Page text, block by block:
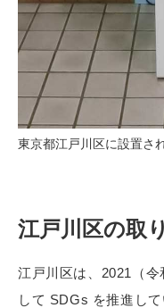
東京都江戸川区に設置さ
江戸川区の取
江戸川区は、2021（
して SDGs を推進し